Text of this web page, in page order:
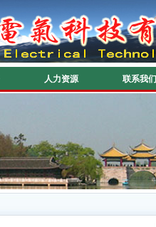
人力资源 联系我们